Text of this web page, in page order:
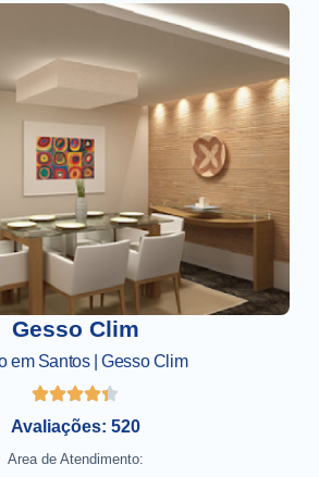
Gesso Clim
em Santos | Gesso Clim
Avaliações: 520
Area de Atendimento: